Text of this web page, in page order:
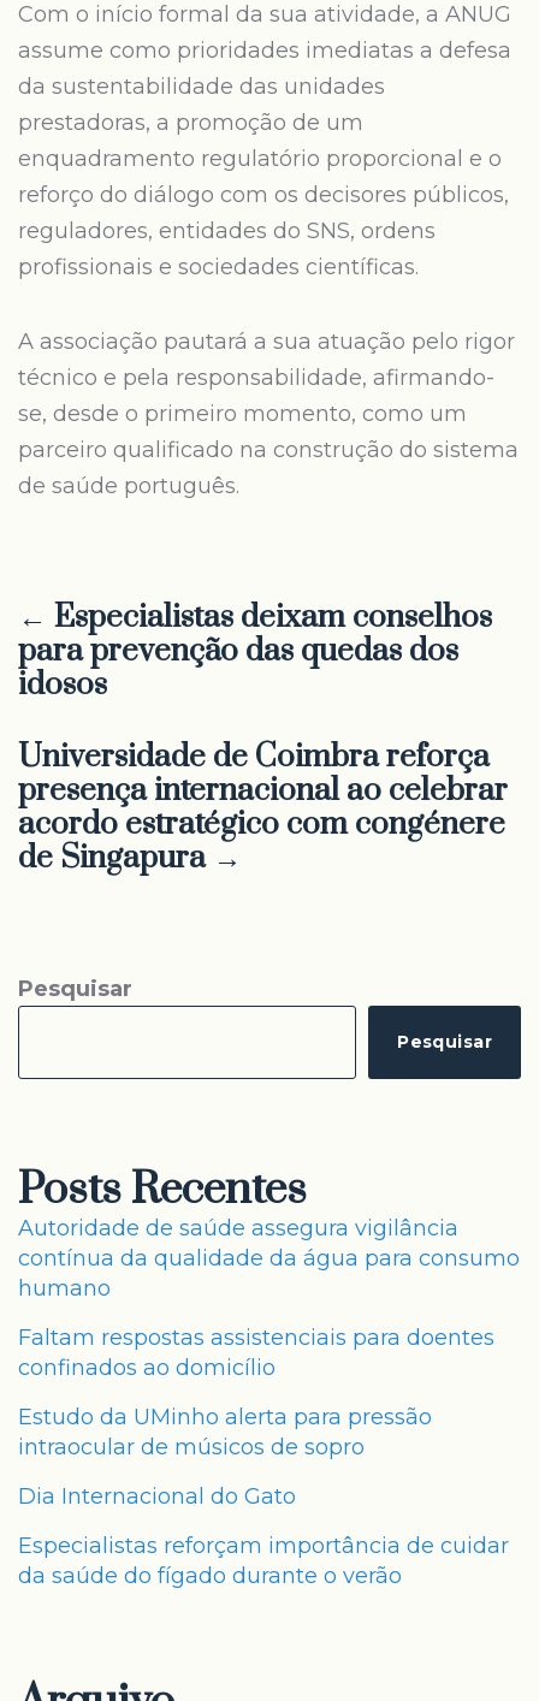
Com o início formal da sua atividade, a ANUG
assume como prioridades imediatas a defesa
da sustentabilidade das unidades
prestadoras, a promoção de um
enquadramento regulatório proporcional e o
reforço do diálogo com os decisores públicos,
reguladores, entidades do SNS, ordens
profissionais e sociedades científicas.
A associação pautará a sua atuação pelo rigor
técnico e pela responsabilidade, afirmando-
se, desde o primeiro momento, como um
parceiro qualificado na construção do sistema
de saúde português.
← Especialistas deixam conselhos
para prevenção das quedas dos
idosos
Universidade de Coimbra reforça
presença internacional ao celebrar
acordo estratégico com congénere
de Singapura →
Pesquisar
Pesquisar
Posts Recentes
Autoridade de saúde assegura vigilância
contínua da qualidade da água para consumo
humano
Faltam respostas assistenciais para doentes
confinados ao domicílio
Estudo da UMinho alerta para pressão
intraocular de músicos de sopro
Dia Internacional do Gato
Especialistas reforçam importância de cuidar
da saúde do fígado durante o verão